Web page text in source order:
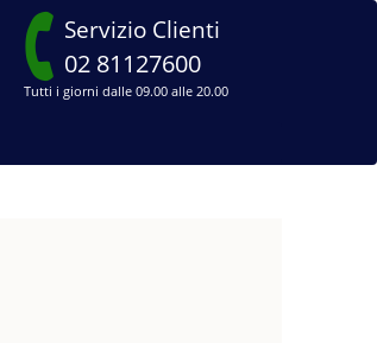
Servizio Clienti
02 81127600
Tutti i giorni dalle 09.00 alle 20.00